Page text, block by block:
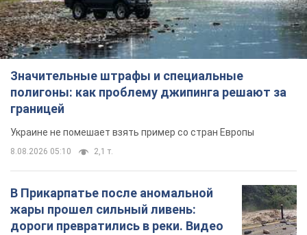
Значительные штрафы и специальные
полигоны: как проблему джипинга решают за
границей
Украине не помешает взять пример со стран Европы
8.08.2026 05:10 2,1 т.
В Прикарпатье после аномальной
жары прошел сильный ливень:
дороги превратились в реки. Видео